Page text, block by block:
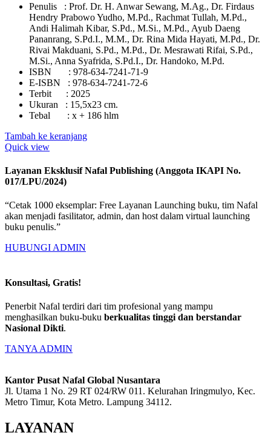
Penulis : Prof. Dr. H. Anwar Sewang, M.Ag., Dr. Firdaus
Hendry Prabowo Yudho, M.Pd., Rachmat Tullah, M.Pd.,
Andi Halimah Kibar, S.Pd., M.Si., M.Pd., Ayub Daeng
Pananrang, S.Pd.I., M.M., Dr. Rina Mida Hayati, M.Pd., Dr.
Rivai Makduani, S.Pd., M.Pd., Dr. Mesrawati Rifai, S.Pd.,
M.Si., Anna Syafrida, S.Pd.I., Dr. Handoko, M.Pd.
ISBN : 978-634-7241-71-9
E-ISBN : 978-634-7241-72-6
Terbit : 2025
Ukuran : 15,5x23 cm.
Tebal : x + 186 hlm
Tambah ke keranjang
Quick view
Layanan Eksklusif Nafal Publishing (Anggota IKAPI No.
017/LPU/2024)
“Cetak 1000 eksemplar: Free Layanan Launching buku, tim Nafal
akan menjadi fasilitator, admin, dan host dalam virtual launching
buku penulis.”
HUBUNGI ADMIN
Konsultasi, Gratis!
Penerbit Nafal terdiri dari tim profesional yang mampu
menghasilkan buku-buku berkualitas tinggi dan berstandar
Nasional Dikti.
TANYA ADMIN
Kantor Pusat Nafal Global Nusantara
Jl. Utama 1 No. 29 RT 024/RW 011. Kelurahan Iringmulyo, Kec.
Metro Timur, Kota Metro. Lampung 34112.
LAYANAN